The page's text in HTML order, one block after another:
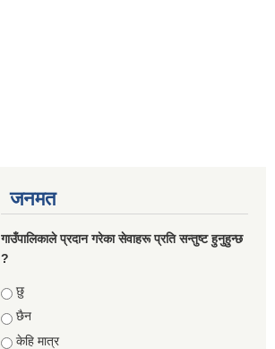
जनमत
गाउँपालिकाले प्रदान गरेका सेवाहरू प्रति सन्तुष्ट हुनुहुन्छ
?
Choices
छु
छैन
केहि मात्र